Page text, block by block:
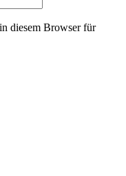
diesem Browser für